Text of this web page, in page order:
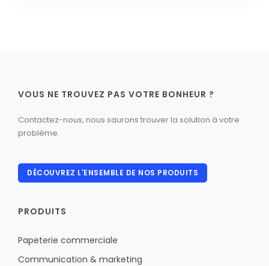
VOUS NE TROUVEZ PAS VOTRE BONHEUR ?
Contactez-nous, nous saurons trouver la solution à votre
problème.
DÉCOUVREZ L'ENSEMBLE DE NOS PRODUITS
PRODUITS
Papeterie commerciale
Communication & marketing